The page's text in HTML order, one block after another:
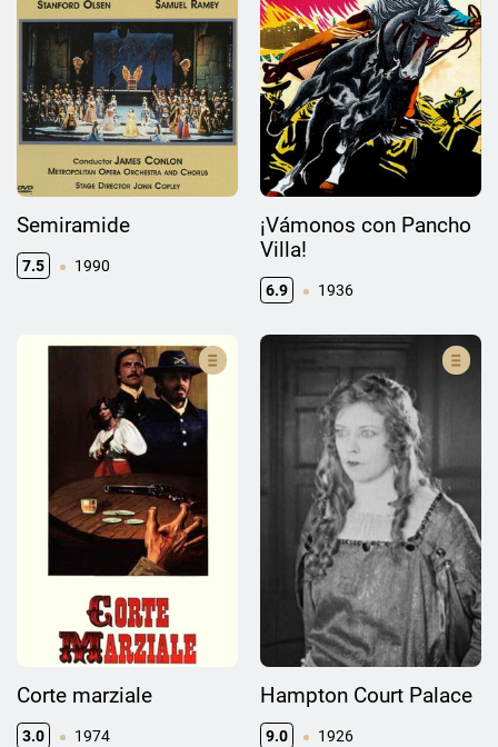
Semiramide
7.5 1990
¡Vámonos con Pancho
Villa!
6.9 1936
Corte marziale
3.0 1974
Hampton Court Palace
9.0 1926